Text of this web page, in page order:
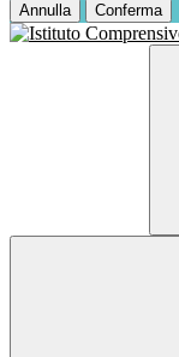
Annulla Conferma